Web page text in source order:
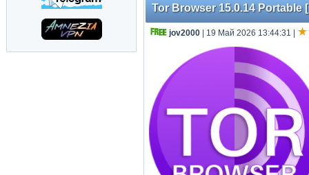
Tor Browser 15.0.14 Portable
jov2000 | 19 Май 2026 13:44:31